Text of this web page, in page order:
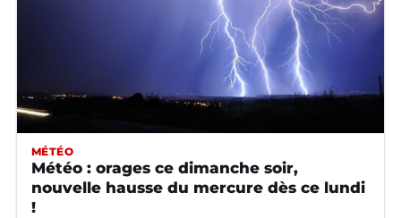
MÉTÉO
Météo : orages ce dimanche soir,
nouvelle hausse du mercure dès ce lundi
!